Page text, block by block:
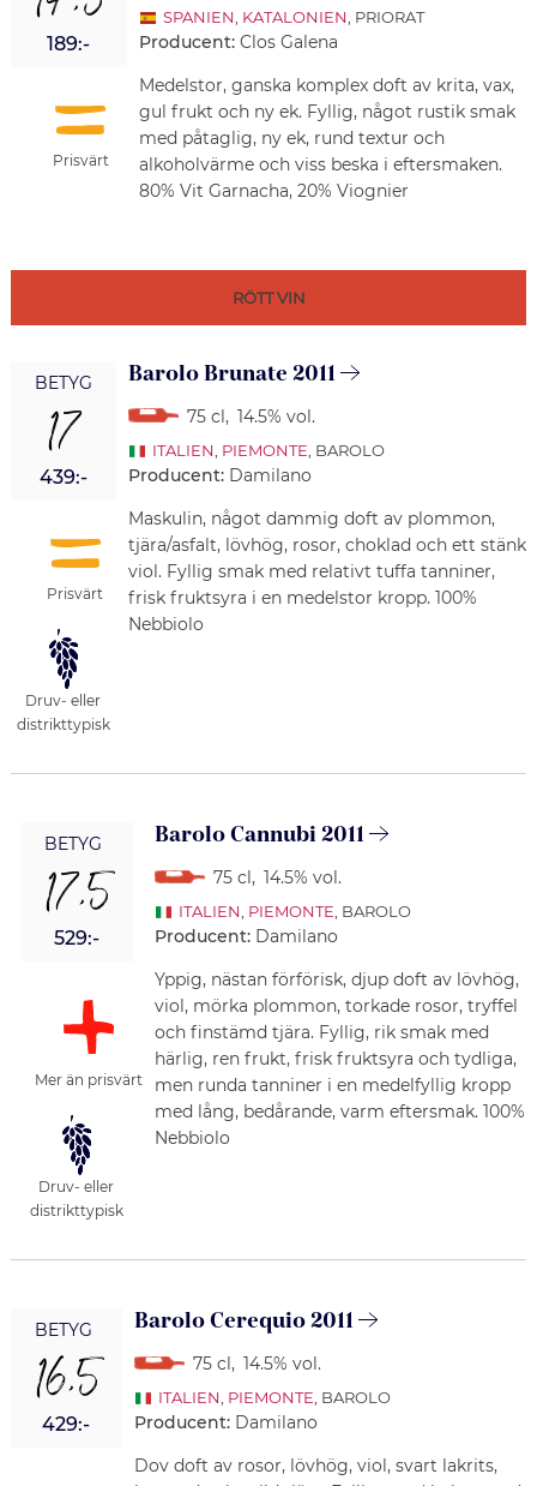
189:-
Prisvärt
SPANIEN KATALONIEN , PRIORAT
Producent: Clos Galena
Medelstor, ganska komplex doft av krita, vax,
gul frukt och ny ek. Fyllig, något rustik smak
med påtaglig, ny ek, rund textur och
alkoholvärme och viss beska i eftersmaken.
80% Vit Garnacha, 20% Viognier
RÖTT VIN
BETYG
17
439:-
Prisvärt
Druv- eller
distrikttypisk
Barolo Brunate 2011
75 cl, 14.5% vol.
ITALIEN PIEMONTE , BAROLO
Producent: Damilano
Maskulin, något dammig doft av plommon,
tjära/asfalt, lövhög, rosor, choklad och ett stänk
viol. Fyllig smak med relativt tuffa tanniner,
frisk fruktsyra i en medelstor kropp. 100%
Nebbiolo
BETYG
17,5
529:-
Mer än prisvärt
Druv- eller
distrikttypisk
Barolo Cannubi 2011
75 cl , 14.5% vol.
ITALIEN, PIEMONTE, BAROLO
Producent: Damilano
Yppig, nästan förförisk, djup doft av lövhög,
viol, mörka plommon, torkade rosor, tryffel
och finstämd tjära. Fyllig, rik smak med
härlig, ren frukt, frisk fruktsyra och tydliga,
men runda tanniner i en medelfyllig kropp
med lång, bedårande, varm eftersmak. 100%
Nebbiolo
BETYG
16,5
429:-
Barolo Cerequio 2011
75 cl , 14.5% vol.
ITALIEN, PIEMONTE, BAROLO
Producent: Damilano
Dov doft av rosor, lövhög, viol, svart lakrits,